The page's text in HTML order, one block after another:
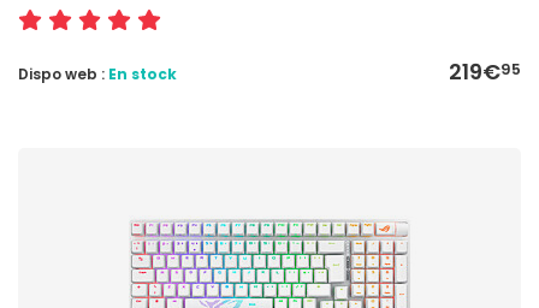
219€95
Dispo web : En stock